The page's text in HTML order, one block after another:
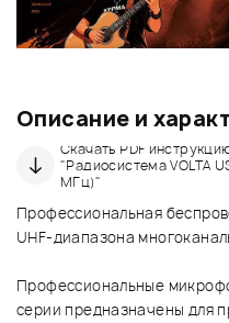
Описание и
Скачать PDF
"Радиосистема VOLTA
МГц)"
Профессиональная
UHF-диапазона
Профессиональные
серии предназначены для